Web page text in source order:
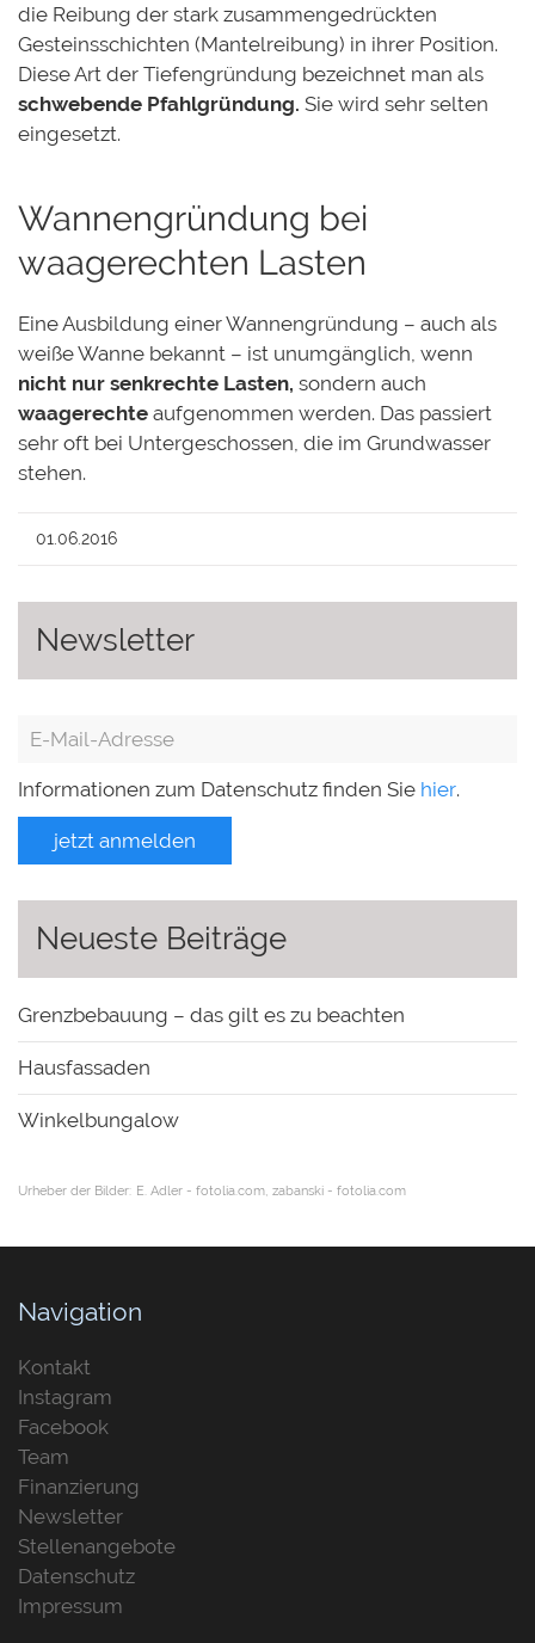
die Reibung der stark zusammengedrückten
Gesteinsschichten (Mantelreibung) in ihrer Position.
Diese Art der Tiefengründung bezeichnet man als
schwebende Pfahlgründung. Sie wird sehr selten
eingesetzt.
Wannengründung bei
waagerechten Lasten
Eine Ausbildung einer Wannengründung – auch als
weiße Wanne bekannt – ist unumgänglich, wenn
nicht nur senkrechte Lasten, sondern auch
waagerechte aufgenommen werden. Das passiert
sehr oft bei Untergeschossen, die im Grundwasser
stehen.
01.06.2016
Newsletter
Informationen zum Datenschutz finden Sie hier.
jetzt anmelden
Neueste Beiträge
Grenzbebauung – das gilt es zu beachten
Hausfassaden
Winkelbungalow
Urheber der Bilder: E. Adler - fotolia.com zabanski - fotolia.com
Navigation
Kontakt
Instagram
Facebook
Team
Finanzierung
Newsletter
Stellenangebote
Datenschutz
Impressum